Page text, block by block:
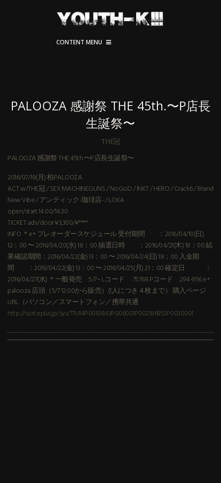
CONTENT MENU
PALOOZA 感謝祭 THE 45th.〜P店長
生誕祭〜
THE冠
PALOOZA 感謝祭 THE 45th.〜P店長生誕祭〜
2016/07/18(月) 柏PALOOZA
ACT w/THE冠 / SEX MACHINEGUNS / NoGoD / INKT / HERO / Crack6 / Brand
New Vibe / アンティック-珈琲店- / LOKA
open/start 14:00/14:30
TICKET adv/door ¥3,300/¥****
INFO ＊e+ プレオーダースケジュール 受付期間 ：2016/04/10(日)
12：00 〜 2016/04/20(水) 18：00 抽選日時 ：2016/04/21(木) 18：00 結
果確認期間：2016/04/22(金) 13：00 〜 2016/04/24(日) 18：00 入金期
間 ：2016/04/22(金) 13：00 〜 2016/04/25(月) 21：00 確定日 ：
2016/04/27(水) ＊一般発売 5/7~ Lコード 75768 Pコード 294-956 e+
palooza 店頭（5/7 12:00から販売）(1人につき４枚まで） 購入ページ
URL（パソコン／スマートフォン／携帯共通
http://sort.eplus.jp/sys/T1U14P0010843P006001P002186953P0030001